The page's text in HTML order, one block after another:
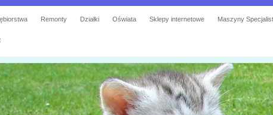
Remonty Działki Oświata Sklepy internetowe Maszyny